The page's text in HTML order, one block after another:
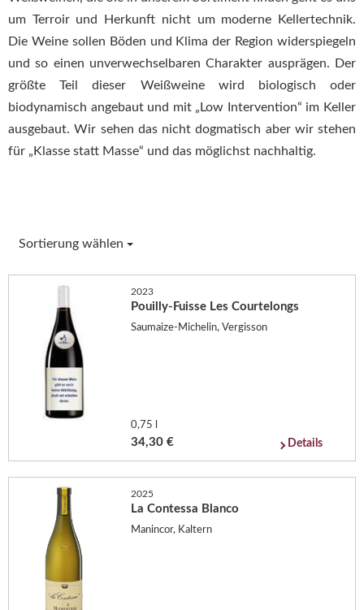
um Terroir und Herkunft nicht um moderne Kellertechnik.
Die Weine sollen Böden und Klima der Region widerspiegeln
und so einen unverwechselbaren Charakter ausprägen. Der
größte Teil dieser Weißweine wird biologisch oder
biodynamisch angebaut und mit „Low Intervention“ im Keller
ausgebaut. Wir sehen das nicht dogmatisch aber wir stehen
für „Klasse statt Masse“ und das möglichst nachhaltig.
Sortierung wählen
2023
Pouilly-Fuisse Les Courtelongs
Saumaize-Michelin, Vergisson
0,75 l
34,30 € Details
2025
La Contessa Blanco
Manincor, Kaltern